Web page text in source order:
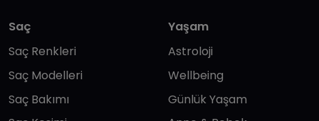
Saç
Saç Renkleri
Saç Modelleri
Saç Bakımı
Yaşam
Astroloji
Wellbeing
Günlük Yaşam